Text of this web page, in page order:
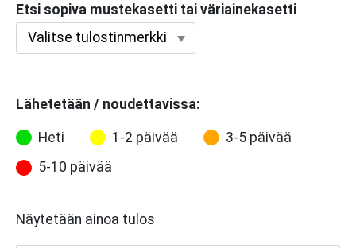
Etsi sopiva mustekasetti tai väriainekasetti
Lähetetään / noudettavissa:
Heti 1-2 päivää
3-5 päivää
5-10 päivää
Näytetään ainoa tulos